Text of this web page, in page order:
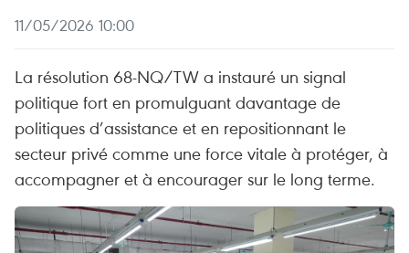
11/05/2026 10:00
La résolution 68-NQ/TW a instauré un signal
politique fort en promulguant davantage de
politiques d’assistance et en repositionnant le
secteur privé comme une force vitale à protéger, à
accompagner et à encourager sur le long terme.